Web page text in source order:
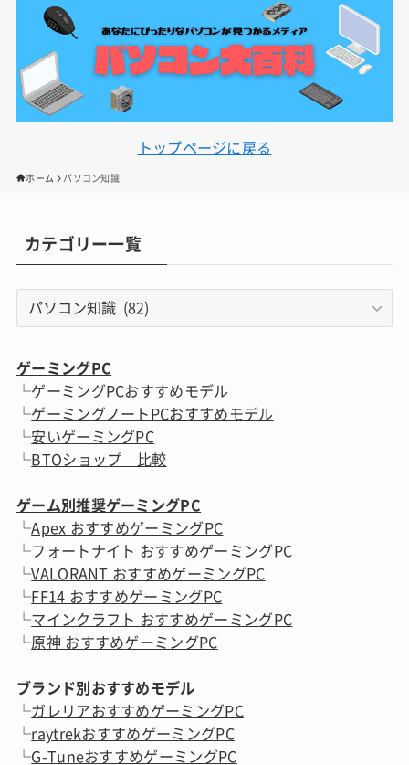
トップページに戻る
ホーム パソコン知識
カテゴリー一覧
リ
ー
一
覧
ゲーミングPC
└ゲーミングPCおすすめモデル
└ゲーミングノートPCおすすめモデル
└安いゲーミングPC
└BTOショップ 比較
ゲーム別推奨ゲーミングPC
└Apex おすすめゲーミングPC
└フォートナイト おすすめゲーミングPC
└VALORANT おすすめゲーミングPC
└FF14 おすすめゲーミングPC
└マインクラフト おすすめゲーミングPC
└原神 おすすめゲーミングPC
ブランド別おすすめモデル
└ガレリアおすすめゲーミングPC
└raytrekおすすめゲーミングPC
└G-TuneおすすめゲーミングPC